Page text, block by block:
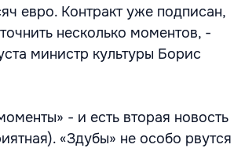
евро. Контракт уже подписан,
несколько моментов, -
министр культуры Борис
- и есть вторая новость
«Здубы» не особо рвутся